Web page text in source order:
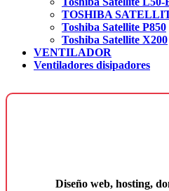
TOSHIBA
Toshiba Satellite P850
Toshiba Satellite X200
VENTILADOR
Ventiladores disipadores
Diseño web, hosting,